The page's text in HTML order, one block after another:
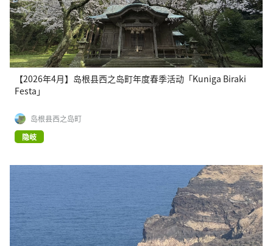
【2026年4月】岛根县西之岛町年度春季活动「Kuniga Biraki
Festa」
岛根县西之岛町
隐岐